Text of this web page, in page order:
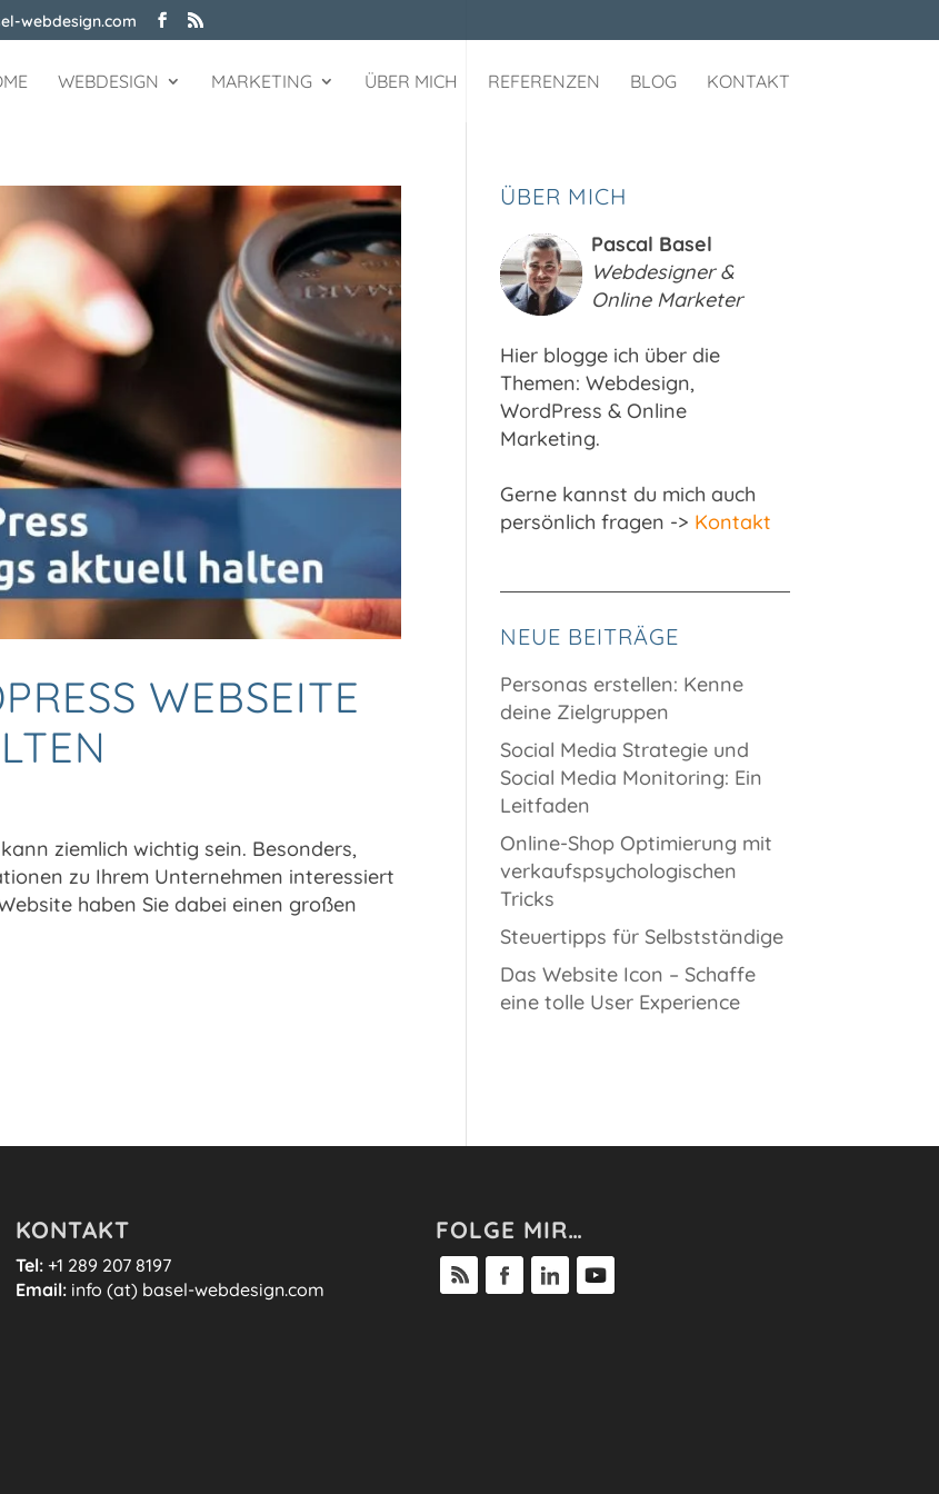
webdesign.com
WEBDESIGN MARKETING ÜBER MICH REFERENZEN BLOG KONTAKT
WEBSEITE
ziemlich wichtig sein. Besonders,
zu Ihrem Unternehmen interessiert
haben Sie dabei einen großen
ÜBER MICH
Pascal Basel
Webdesigner &
Online Marketer
Hier blogge ich über die
Themen: Webdesign,
WordPress & Online
Marketing.
Gerne kannst du mich auch
persönlich fragen -> Kontakt
NEUE BEITRÄGE
Personas erstellen: Kenne
deine Zielgruppen
Social Media Strategie und
Social Media Monitoring: Ein
Leitfaden
Online-Shop Optimierung mit
verkaufspsychologischen
Tricks
Steuertipps für Selbstständige
Das Website Icon – Schaffe
eine tolle User Experience
KONTAKT
Tel: +1 289 207 8197
Email: info (at) basel-webdesign.com
FOLGE MIR…